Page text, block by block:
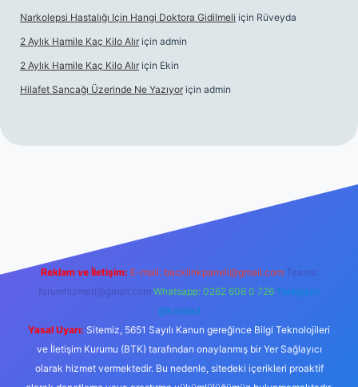
Narkolepsi Hastalığı Için Hangi Doktora Gidilmeli için Rüveyda
2 Aylık Hamile Kaç Kilo Alır için admin
2 Aylık Hamile Kaç Kilo Alır için Ekin
Hilafet Sancağı Üzerinde Ne Yazıyor için admin
Reklam ve İletişim: E-mail: backlinkpaneli@gmail.com Teams:
forumhizmeti@gmail.com Whatsapp: 0262 606 0 726 Telegram:
@karabul
Yasal Uyarı: Sitemiz, 5651 Sayılı Kanun gereğince Bilgi Teknolojileri
ve İletişim Kurumu (BTK) tarafından onaylanmış bir Yer Sağlayıcı
olarak hizmet vermektedir. Bu nedenle, sitedeki içerikleri proaktif